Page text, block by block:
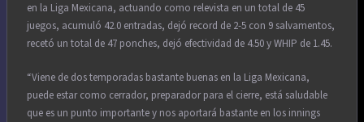
en la Liga Mexicana, actuando como relevista en un total de 45
juegos, acumuló 42.0 entradas, dejó record de 2-5 con 9 salvamentos,
recetó un total de 47 ponches, dejó efectividad de 4.50 y WHIP de 1.45.
“Viene de dos temporadas bastante buenas en la Liga Mexicana,
puede estar como cerrador, preparador para el cierre, está saludable
que es un punto importante y nos aportará bastante en los innings